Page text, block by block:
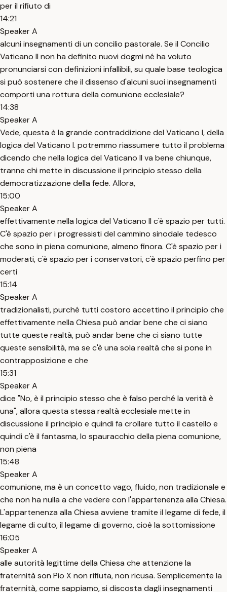
per il rifiuto di
14:21
Speaker A
alcuni insegnamenti di un concilio pastorale. Se il Concilio
Vaticano II non ha definito nuovi dogmi né ha voluto
pronunciarsi con definizioni infallibili, su quale base teologica
si può sostenere che il dissenso d'alcuni suoi insegnamenti
comporti una rottura della comunione ecclesiale?
14:38
Speaker A
Vede, questa è la grande contraddizione del Vaticano I, della
logica del Vaticano I. potremmo riassumere tutto il problema
dicendo che nella logica del Vaticano II va bene chiunque,
tranne chi mette in discussione il principio stesso della
democratizzazione della fede. Allora,
15:00
Speaker A
effettivamente nella logica del Vaticano II c'è spazio per tutti.
C'è spazio per i progressisti del cammino sinodale tedesco
che sono in piena comunione, almeno finora. C'è spazio per i
moderati, c'è spazio per i conservatori, c'è spazio perfino per
certi
15:14
Speaker A
tradizionalisti, purché tutti costoro accettino il principio che
effettivamente nella Chiesa può andar bene che ci siano
tutte queste realtà, può andar bene che ci siano tutte
queste sensibilità, ma se c'è una sola realtà che si pone in
contrapposizione e che
15:31
Speaker A
dice "No, è il principio stesso che è falso perché la verità è
una", allora questa stessa realtà ecclesiale mette in
discussione il principio e quindi fa crollare tutto il castello e
quindi c'è il fantasma, lo spauracchio della piena comunione,
non piena
15:48
Speaker A
comunione, ma è un concetto vago, fluido, non tradizionale e
che non ha nulla a che vedere con l'appartenenza alla Chiesa.
L'appartenenza alla Chiesa avviene tramite il legame di fede, il
legame di culto, il legame di governo, cioè la sottomissione
16:05
Speaker A
alle autorità legittime della Chiesa che attenzione la
fraternità son Pio X non rifiuta, non ricusa. Semplicemente la
fraternità, come sappiamo, si discosta dagli insegnamenti